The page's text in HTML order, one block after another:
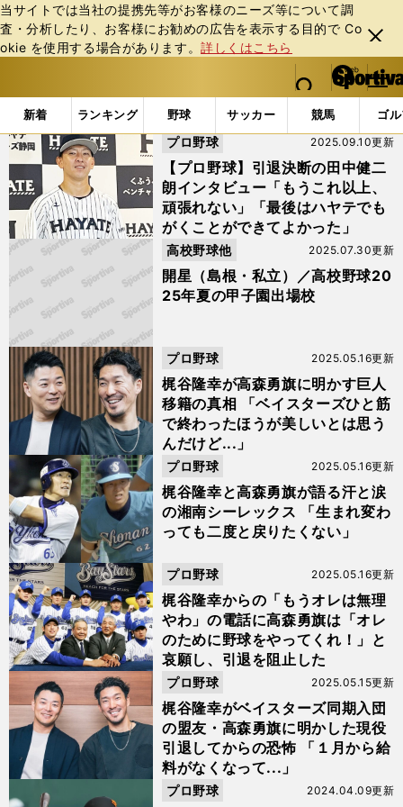
当サイトでは当社の提携先等がお客様のニーズ等について調
査・分析したり、お客様にお勧めの広告を表⽰する⽬的で Co
okie を使⽤する場合があります。詳しくはこちら
閉じ
る
web Sportiva (webスポルティーバ)
検索
マイペ
ー
ジ
メニュ
新着 ランキング 野球 サッカー 競馬 ゴ
b
ス
ポ
ル
テ
ー
バ
「梶谷隆幸」の検索結果
【プロ野球】引退決断の田中健二
朗インタビュー「もうこれ以上、
頑張れない」「最後はハヤテでも
がくことができてよかった」
2025.09.10更新
プロ野球
開星（島根・私立）／高校野球20
25年夏の甲子園出場校
2025.07.30更新
高校野球他
梶谷隆幸が高森勇旗に明かす巨人
移籍の真相 「ベイスターズひと筋
で終わったほうが美しいとは思う
んだけど...」
2025.05.16更新
プロ野球
梶谷隆幸と高森勇旗が語る汗と涙
の湘南シーレックス 「生まれ変わ
っても二度と戻りたくない」
2025.05.16更新
プロ野球
梶谷隆幸からの「もうオレは無理
やわ」の電話に高森勇旗は「オレ
のために野球をやってくれ！」と
哀願し、引退を阻止した
2025.05.16更新
プロ野球
梶谷隆幸がベイスターズ同期入団
の盟友・高森勇旗に明かした現役
引退してからの恐怖 「１月から給
料がなくなって...」
2025.05.15更新
プロ野球
2024.04.09更新
プロ野球